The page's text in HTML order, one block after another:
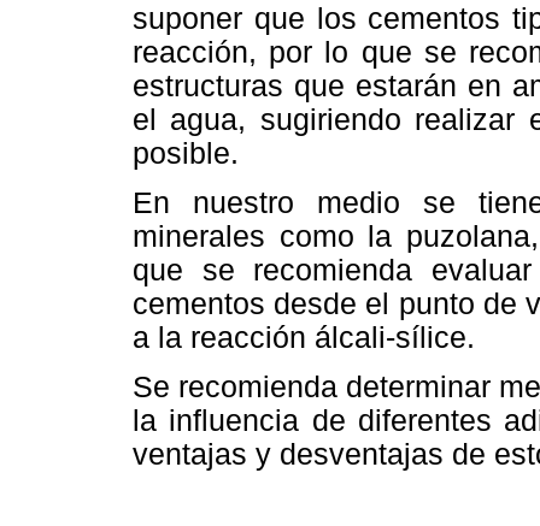
suponer que los cementos
reacción, por lo que se
estructuras que estarán en
el agua, sugiriendo realizar
posible.
En nuestro medio se
minerales como la
que se recomienda
cementos desde el punto de
a la reacción álcali-sílice.
Se recomienda determinar
la influencia de diferentes
ventajas y desventajas de